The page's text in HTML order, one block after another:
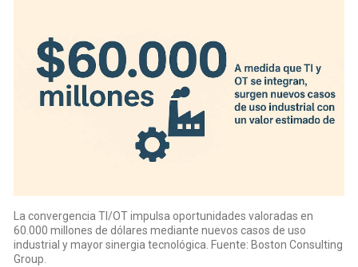
La convergencia TI/OT impulsa oportunidades valoradas en
60.000 millones de dólares mediante nuevos casos de uso
industrial y mayor sinergia tecnológica. Fuente: Boston Consulting
Group.